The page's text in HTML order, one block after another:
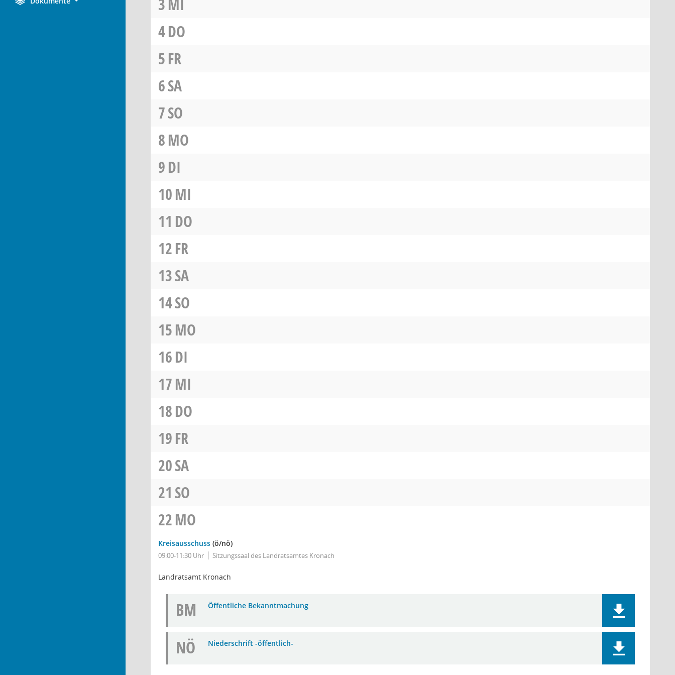
3 MI
4DO
5FR
6SA
7SO
8MO
9DI
10MI
11 DO
12FR
13SA
14SO
15MO
16DI
17MI
18DO
19FR
20SA
21 SO
22MO
Kreisausschuss (ö/nö)
09:00-11:30 Uhr Sitzungssaal des Landratsamtes Kronach
Landratsamt Kronach
BM Öffentliche Bekanntmachung
NÖ Niederschrift -öffentlich-